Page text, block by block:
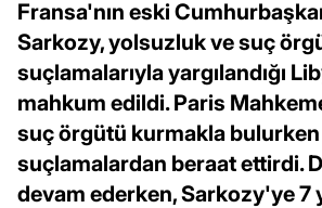
Fransa'nın eski
Sarkozy, yolsuzluk ve suç
suçlamalarıyla yargılandığı
mahkum edildi. Paris
suç örgütü kurmakla
suçlamalardan beraat ettirdi.
devam ederken, Sarkozy'ye 7